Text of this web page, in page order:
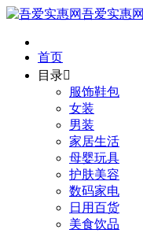
吾爱实惠网
首页
目录
服饰鞋包
女装
男装
家居生活
母婴玩具
护肤美容
数码家电
日用百货
美食饮品